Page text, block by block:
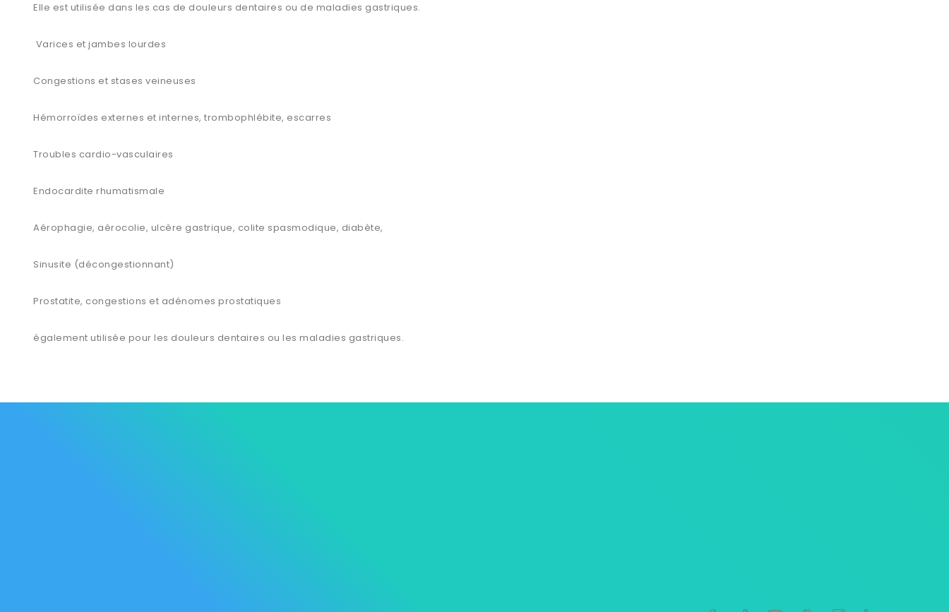
Elle est utilisée dans les cas de douleurs dentaires ou de maladies gastriques.
Varices et jambes lourdes
Congestions et stases veineuses
Hémorroïdes externes et internes, trombophlébite, escarres
Troubles cardio-vasculaires
Endocardite rhumatismale
Aérophagie, aérocolie, ulcère gastrique, colite spasmodique, diabète,
Sinusite (décongestionnant)
Prostatite, congestions et adénomes prostatiques
également utilisée pour les douleurs dentaires ou les maladies gastriques.